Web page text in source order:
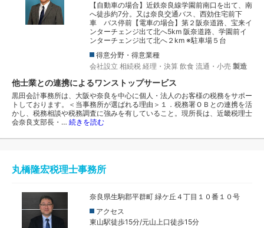
【自動車の場合】近鉄奈良線学園前南口を出て、南
へ徒歩約7分。又は奈良交通バス、西効住宅前下
車 バス停前【電車の場合】第２阪奈道路、宝来イ
ンターチェンジ出て北へ5km 阪奈道路、学園前イ
ンターチェンジ出て北へ２km ※駐車場５台
得意分野・得意業種
会社設立 相続税 経理・決算 飲食 流通・小売 製造
他士業との連携によるワンストップサービス
黒田会計事務所は、大阪や奈良を中心に個人・法人のお客様の税務をサポー
トしております。＜当事務所が選ばれる理由＞１．税務署ＯＢとの連携を活
かし、税務相談や税務調査に強みを有していること。現所長は、近畿税理士
会奈良支部長・… 続きを読む
丸橋隆宏税理士事務所
奈良県生駒郡平群町 緑ケ丘４丁目１０番１０号
アクセス
東山駅徒歩15分/元山上口徒歩15分